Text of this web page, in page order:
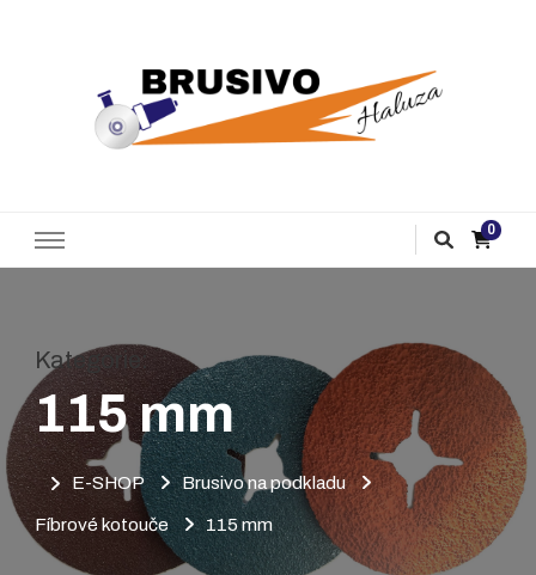
0
Kategorie :
115 mm
E-SHOP Brusivo na podkladu
Fíbrové kotouče 115 mm